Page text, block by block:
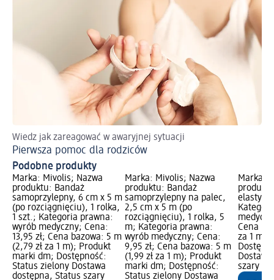
Wiedz jak zareagować w awaryjnej sytuacji
Pierwsza pomoc dla rodziców
Podobne produkty
Marka: Mivolis; Nazwa
produktu: Bandaż
samoprzylepny, 6 cm x 5 m
(po rozciągnięciu), 1 rolka,
1 szt.; Kategoria prawna:
wyrób medyczny; Cena:
13,95 zł; Cena bazowa: 5 m
(2,79 zł za 1 m); Produkt
marki dm; Dostępność:
Status zielony Dostawa
dostępna, Status szary
Marka: Mivolis; Nazwa
produktu: Bandaż
samoprzylepny na palec,
2,5 cm x 5 m (po
rozciągnięciu), 1 rolka, 5
m; Kategoria prawna:
wyrób medyczny; Cena:
9,95 zł; Cena bazowa: 5 m
(1,99 zł za 1 m); Produkt
marki dm; Dostępność:
Status zielony Dostawa
Marka:
Cena
za 1 m);
szary